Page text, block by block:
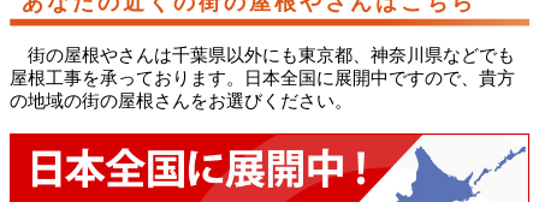
街の屋根やさんは千葉県以外にも東京都、神奈川県などでも
屋根工事を承っております。日本全国に展開中ですので、貴方
の地域の街の屋根さんをお選びください。